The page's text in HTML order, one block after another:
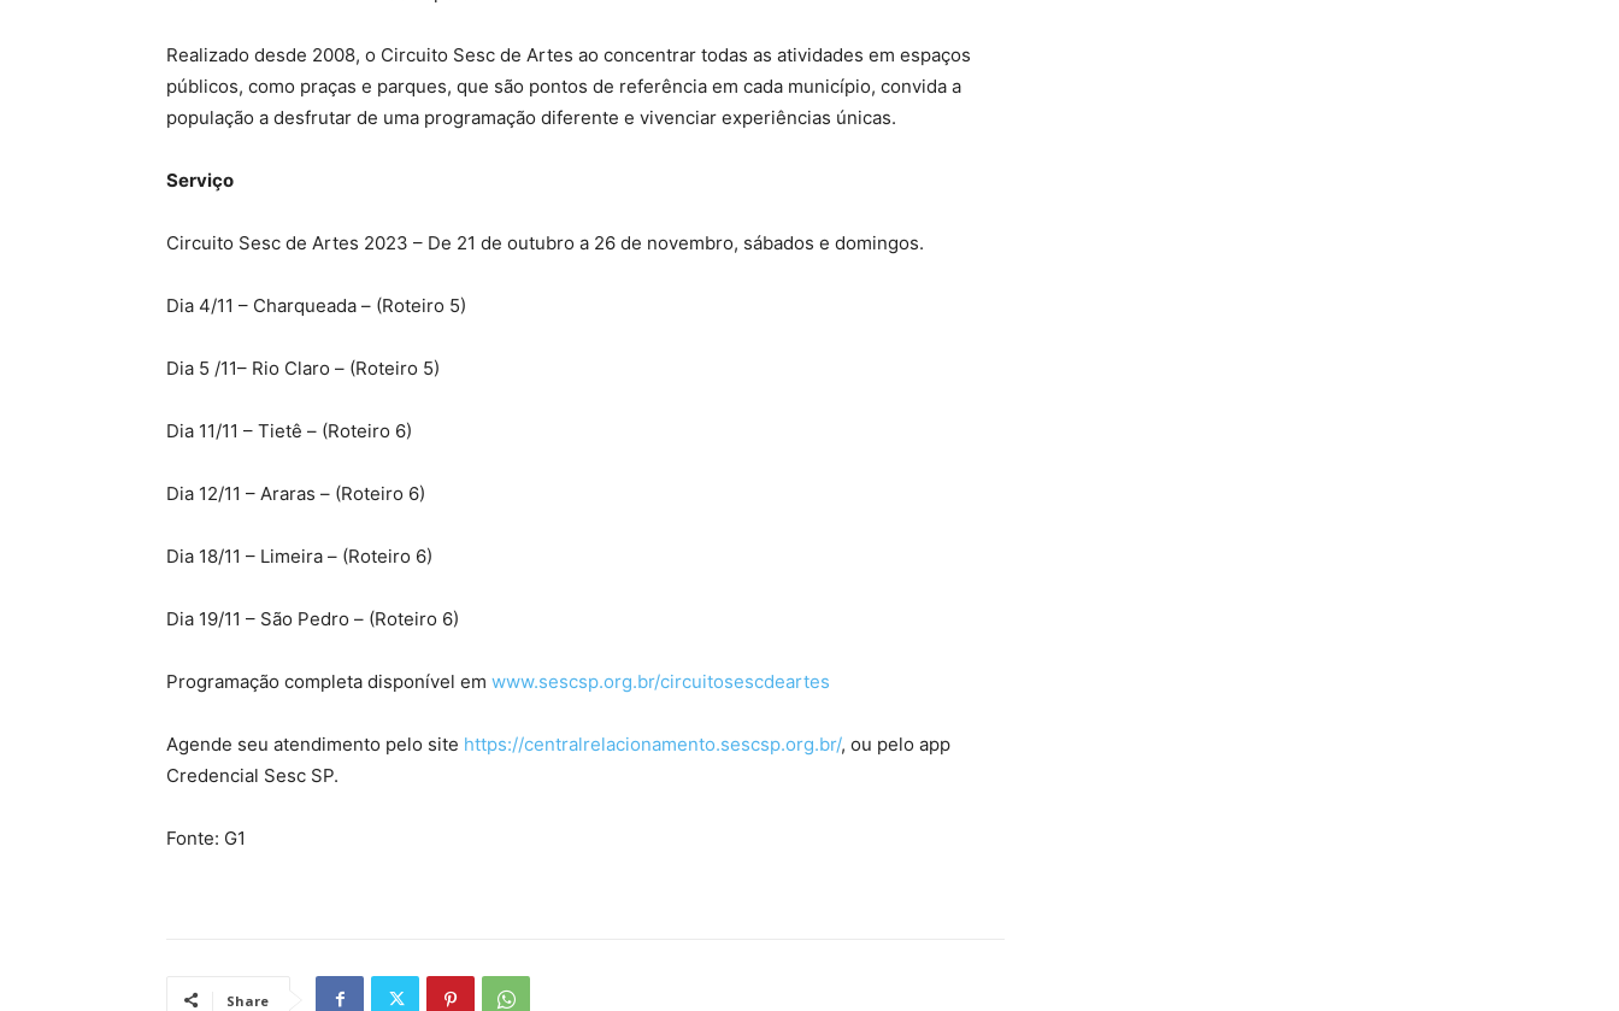
Realizado desde 2008, o Circuito Sesc de Artes ao concentrar todas as atividades em espaços
públicos, como praças e parques, que são pontos de referência em cada município, convida a
população a desfrutar de uma programação diferente e vivenciar experiências únicas.
Serviço
Circuito Sesc de Artes 2023 – De 21 de outubro a 26 de novembro, sábados e domingos.
Dia 4/11 – Charqueada – (Roteiro 5)
Dia 5 /11– Rio Claro – (Roteiro 5)
Dia 11/11 – Tietê – (Roteiro 6)
Dia 12/11 – Araras – (Roteiro 6)
Dia 18/11 – Limeira – (Roteiro 6)
Dia 19/11 – São Pedro – (Roteiro 6)
Programação completa disponível em www.sescsp.org.br/circuitosescdeartes
Agende seu atendimento pelo site https://centralrelacionamento.sescsp.org.br/, ou pelo app
Credencial Sesc SP.
Fonte: G1
Share